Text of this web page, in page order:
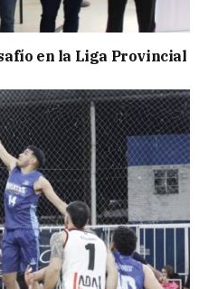
en la Liga Provincial